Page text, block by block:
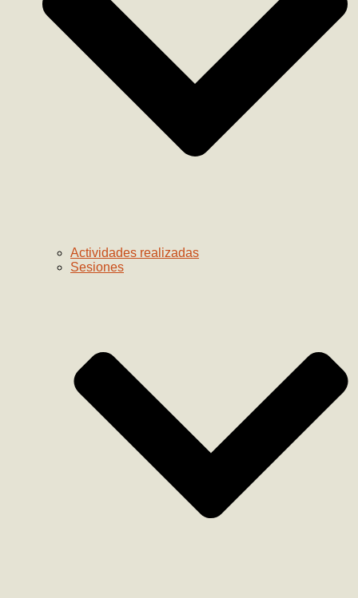
Actividades realizadas
Sesiones